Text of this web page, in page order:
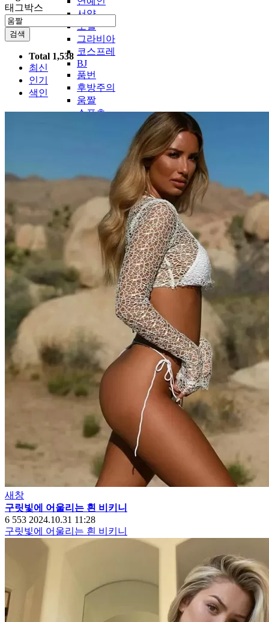
서양
모델
그라비아
코스프레
BJ
품번
후방주의
움짤
스포츠
공지&이벤트
1:1문의
광고문의
태그박스
검색
Total 1,538
최신
인기
색인
새창
구릿빛에 어울리는 흰 비키니
6 553 2024.10.31 11:28
구릿빛에 어울리는 흰 비키니